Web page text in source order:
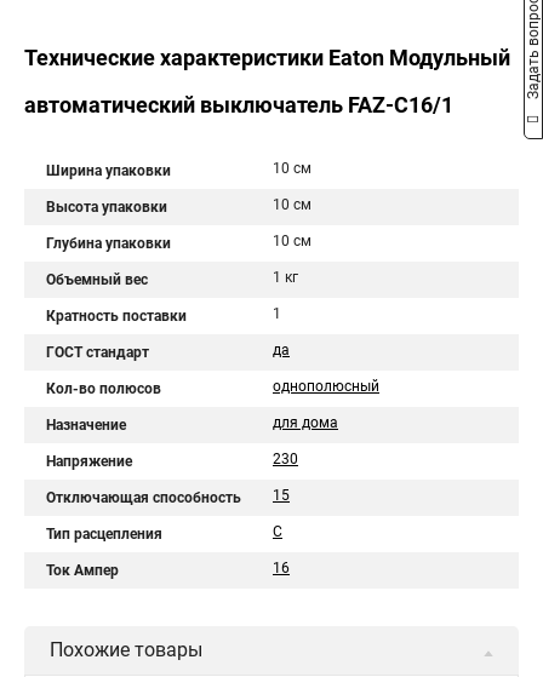
Технические характеристики Eaton Модульный
автоматический выключатель FAZ-C16/1
Ширина упаковки 10 см
Высота упаковки 10 см
Глубина упаковки 10 см
Объемный вес 1 кг
Кратность поставки 1
ГОСТ стандарт да
Кол-во полюсов однополюсный
Назначение для дома
Напряжение 230
Отключающая способность 15
Тип расцепления C
Ток Ампер 16
Похожие товары
Задать вопрос